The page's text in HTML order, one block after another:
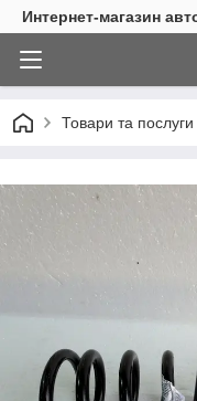
Интернет-магазин
Товари та послуги